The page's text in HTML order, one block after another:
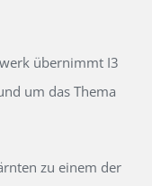
übernimmt I3
um das Thema
zu einem der